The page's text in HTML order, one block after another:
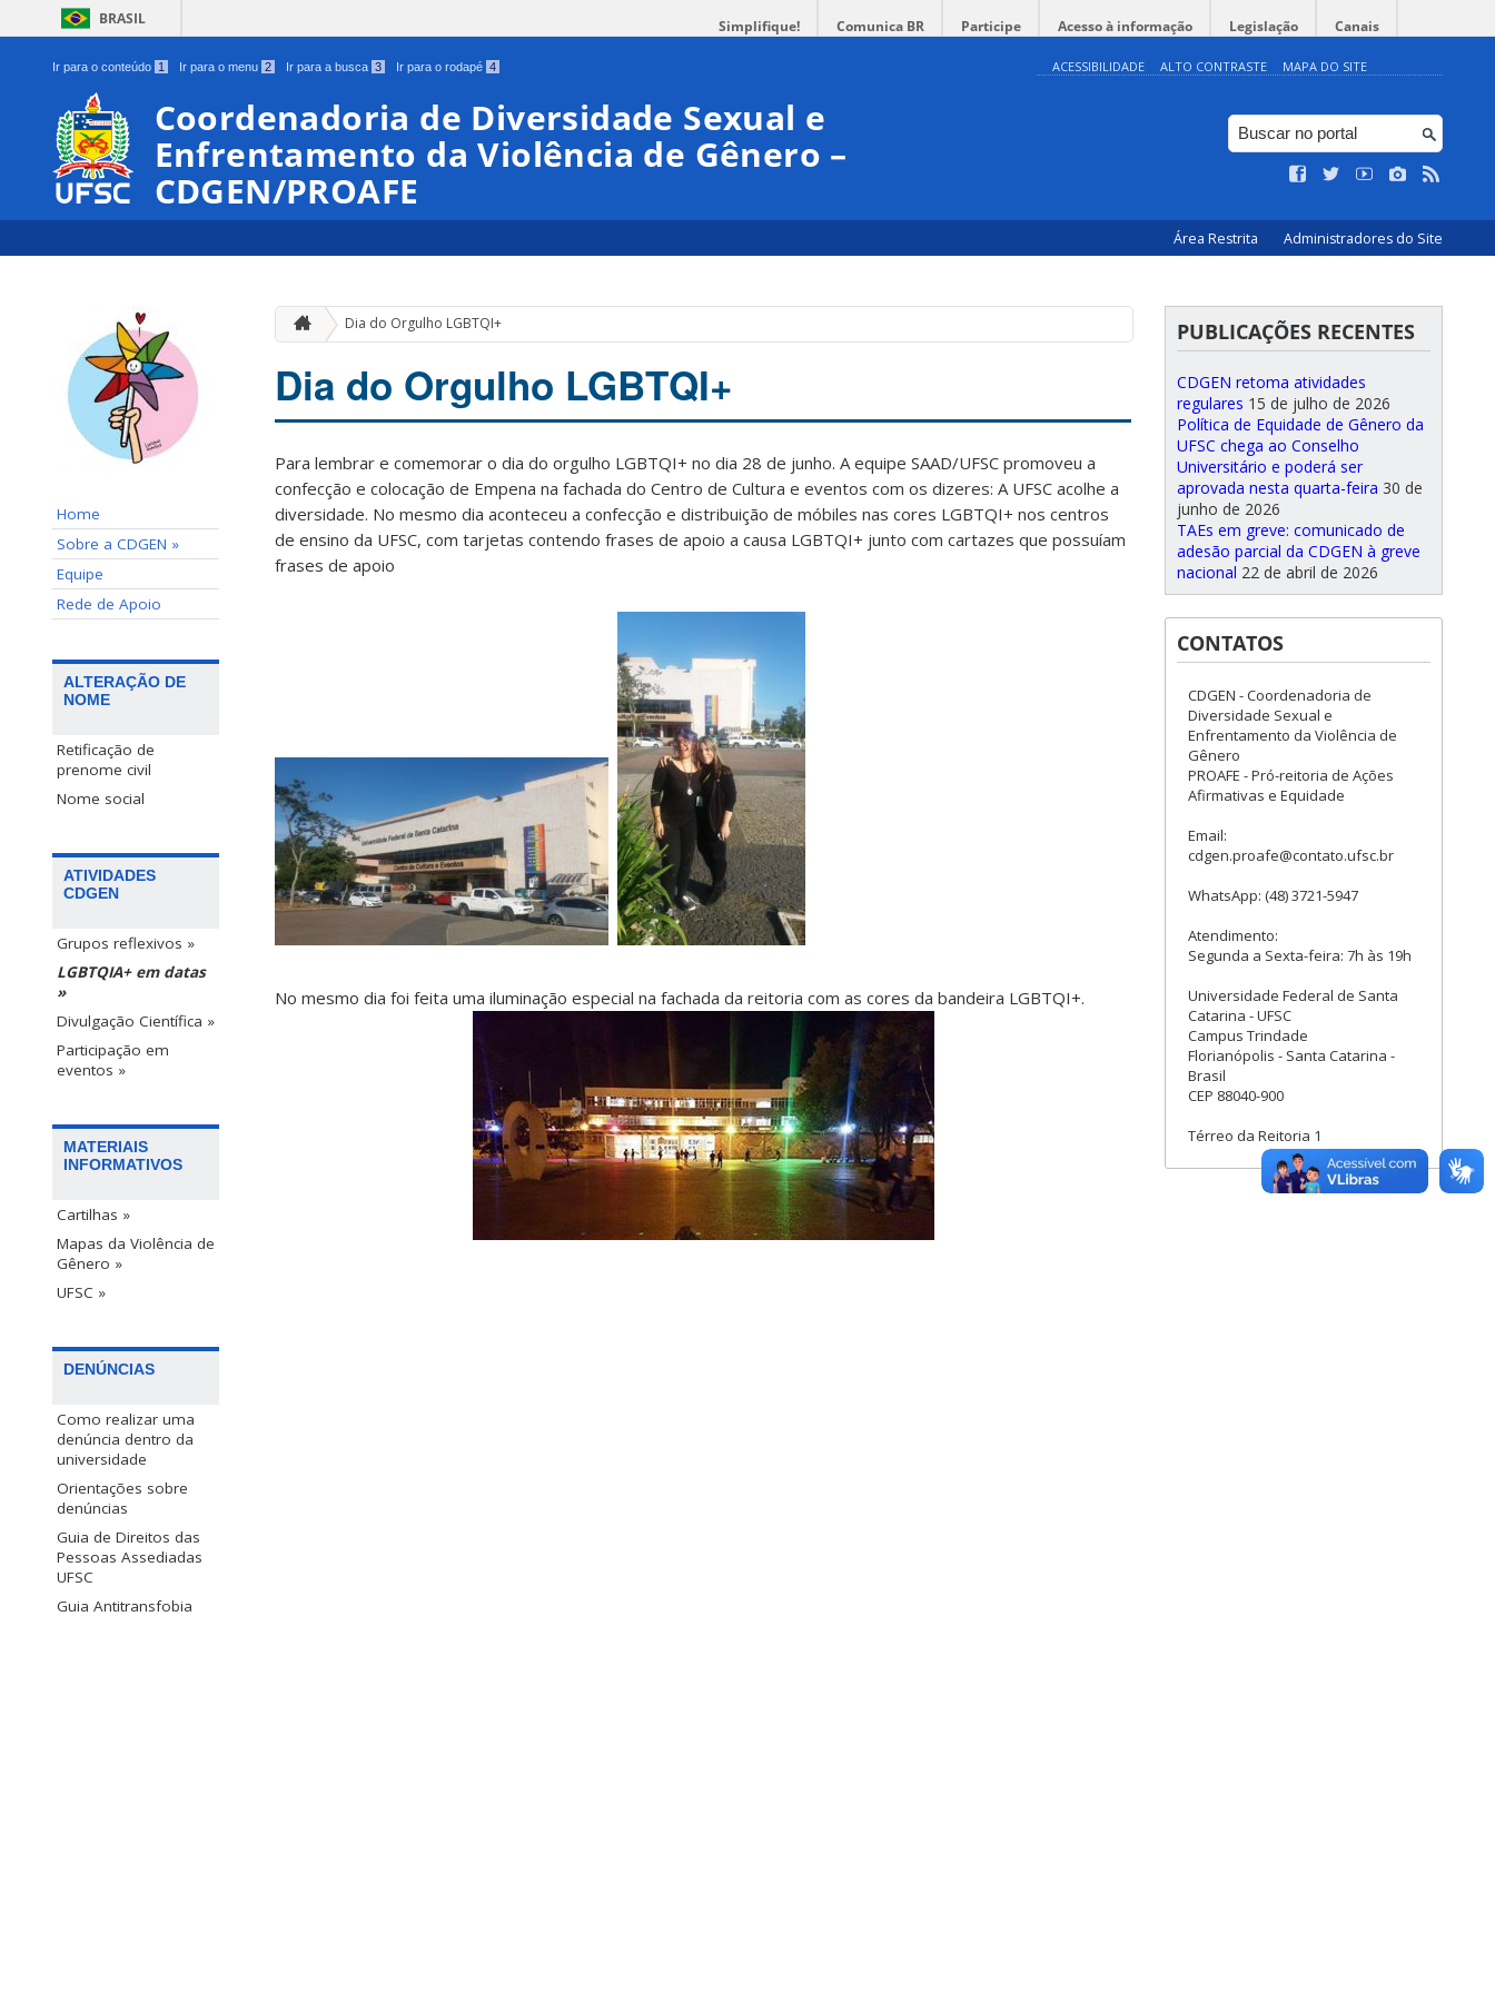
BRASIL Simplifique! Comunica BR Participe Acesso à informação Legislação Canais
Ir para o conteúdo 1 Ir para o menu 2 Ir para a busca 3 Ir para o rodapé 4 ACESSIBILIDADE ALTO CONTRASTE MAPA DO SITE
Coordenadoria de Diversidade Sexual e
Enfrentamento da Violência de Gênero –
CDGEN/PROAFE
Área Restrita Administradores do Site
Home
Sobre a CDGEN »
Equipe
Rede de Apoio
ALTERAÇÃO DE
NOME
Retificação de
prenome civil
Nome social
ATIVIDADES
CDGEN
Grupos reflexivos »
LGBTQIA+ em datas
»
Divulgação Científica »
Participação em
eventos »
MATERIAIS
INFORMATIVOS
Cartilhas »
Mapas da Violência de
Gênero »
UFSC »
DENÚNCIAS
Como realizar uma
denúncia dentro da
universidade
Orientações sobre
denúncias
Guia de Direitos das
Pessoas Assediadas
UFSC
Guia Antitransfobia
Dia do Orgulho LGBTQI+
Dia do Orgulho LGBTQI+
Para lembrar e comemorar o dia do orgulho LGBTQI+ no dia 28 de junho. A equipe SAAD/UFSC promoveu a
confecção e colocação de Empena na fachada do Centro de Cultura e eventos com os dizeres: A UFSC acolhe a
diversidade. No mesmo dia aconteceu a confecção e distribuição de móbiles nas cores LGBTQI+ nos centros
de ensino da UFSC, com tarjetas contendo frases de apoio a causa LGBTQI+ junto com cartazes que possuíam
frases de apoio
No mesmo dia foi feita uma iluminação especial na fachada da reitoria com as cores da bandeira LGBTQI+.
PUBLICAÇÕES RECENTES
CDGEN retoma atividades
regulares 15 de julho de 2026
Política de Equidade de Gênero da
UFSC chega ao Conselho
Universitário e poderá ser
aprovada nesta quarta-feira 30 de
junho de 2026
TAEs em greve: comunicado de
adesão parcial da CDGEN à greve
nacional 22 de abril de 2026
CONTATOS
CDGEN - Coordenadoria de
Diversidade Sexual e
Enfrentamento da Violência de
Gênero
PROAFE - Pró-reitoria de Ações
Afirmativas e Equidade
Email:
cdgen.proafe@contato.ufsc.br
WhatsApp: (48) 3721-5947
Atendimento:
Segunda a Sexta-feira: 7h às 19h
Universidade Federal de Santa
Catarina - UFSC
Campus Trindade
Florianópolis - Santa Catarina -
Brasil
CEP 88040-900
Térreo da Reitoria 1